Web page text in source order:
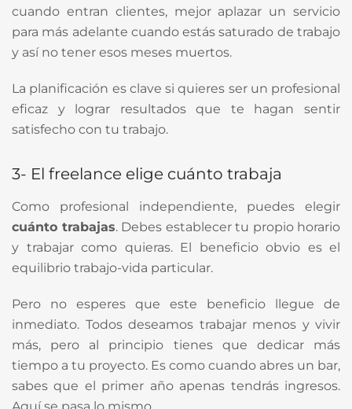
cuando entran clientes, mejor aplazar un servicio
para más adelante cuando estás saturado de trabajo
y así no tener esos meses muertos.
La planificación es clave si quieres ser un profesional
eficaz y lograr resultados que te hagan sentir
satisfecho con tu trabajo.
3- El freelance elige cuánto trabaja
Como profesional independiente, puedes elegir
cuánto trabajas. Debes establecer tu propio horario
y trabajar como quieras. El beneficio obvio es el
equilibrio trabajo-vida particular.
Pero no esperes que este beneficio llegue de
inmediato. Todos deseamos trabajar menos y vivir
más, pero al principio tienes que dedicar más
tiempo a tu proyecto. Es como cuando abres un bar,
sabes que el primer año apenas tendrás ingresos.